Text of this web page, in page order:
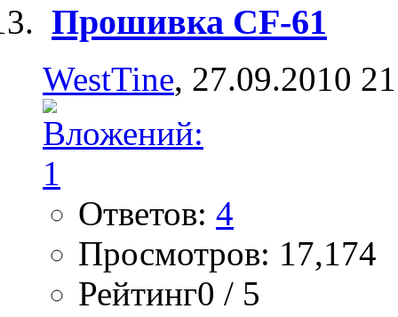
Прошивка CF-61
WestTine, 27.09.2010
Ответов: 4
Просмотров: 17,174
Рейтинг0 / 5